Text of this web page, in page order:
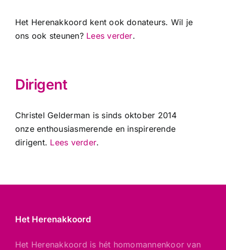
Het Herenakkoord kent ook donateurs. Wil je
ons ook steunen? Lees verder.
Dirigent
Christel Gelderman is sinds oktober 2014
onze enthousiasmerende en inspirerende
dirigent. Lees verder.
Het Herenakkoord
Het Herenakkoord is hét homomannenkoor van